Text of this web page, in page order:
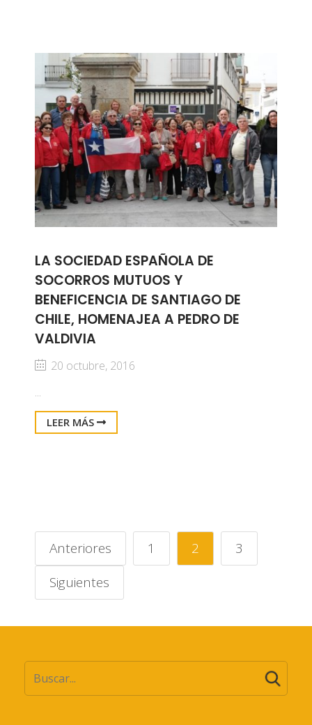
LA SOCIEDAD ESPAÑOLA DE
SOCORROS MUTUOS Y
BENEFICENCIA DE SANTIAGO DE
CHILE, HOMENAJEA A PEDRO DE
VALDIVIA
20 octubre, 2016
...
LEER MÁS
Anteriores 1 2
3
Siguientes